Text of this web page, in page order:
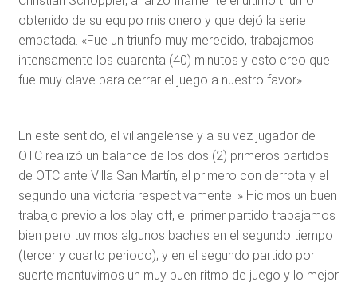
obtenido de su equipo misionero y que dejó la serie
empatada. «Fue un triunfo muy merecido, trabajamos
intensamente los cuarenta (40) minutos y esto creo que
fue muy clave para cerrar el juego a nuestro favor».
En este sentido, el villangelense y a su vez jugador de
OTC realizó un balance de los dos (2) primeros partidos
de OTC ante Villa San Martín, el primero con derrota y el
segundo una victoria respectivamente. » Hicimos un buen
trabajo previo a los play off, el primer partido trabajamos
bien pero tuvimos algunos baches en el segundo tiempo
(tercer y cuarto periodo); y en el segundo partido por
suerte mantuvimos un muy buen ritmo de juego y lo mejor